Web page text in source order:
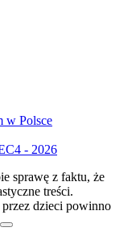
w Polsce
- 2026
sprawę z faktu, że
treści.
dzieci powinno